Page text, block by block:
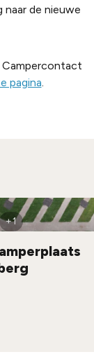
de nieuwe
Campercontact
pagina.
+1